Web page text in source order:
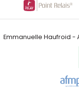
Emmanuelle Haufroid -